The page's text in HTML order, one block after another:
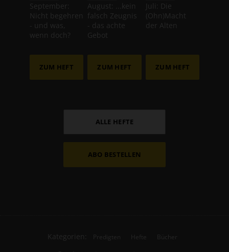
September:
Nicht begehren
- und was,
wenn doch?
ZUM HEFT
August: ...kein
falsch Zeugnis
- das achte
Gebot
ZUM HEFT
Juli: Die
(Ohn)Macht
der Alten
ZUM HEFT
ALLE HEFTE
ABO BESTELLEN
Kategorien: Predigten Hefte Bücher